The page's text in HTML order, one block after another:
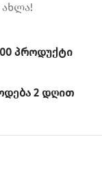
პროდუქტი
2 დღით